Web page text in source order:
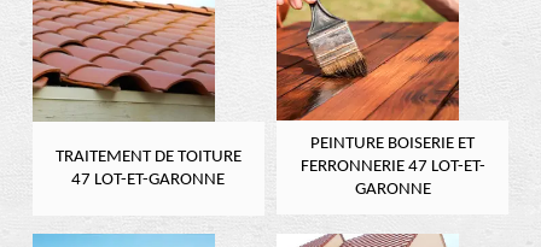
TRAITEMENT DE TOITURE
47 LOT-ET-GARONNE
PEINTURE BOISERIE ET
FERRONNERIE 47 LOT-ET-
GARONNE